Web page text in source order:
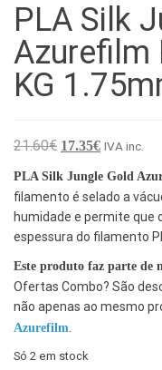
PLA Silk
Azurefilm
KG
21.60€ O preço original
17.35€O preço
IVA inc.
PLA Silk Jungle Gold
filamento é selado a
humidade e permite que
espessura do filamento
Este produto faz parte de
Ofertas Combo? São
não apenas ao mesmo
Azurefilm.
Só 2 em stock